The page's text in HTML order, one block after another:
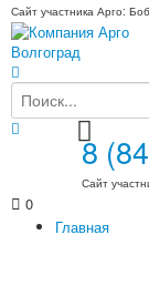
Сайт участника Арго:
8
Сайт
0
Главная